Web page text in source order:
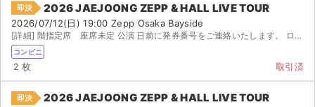
即決 2026 JAEJOONG ZEPP & HALL LIVE TOUR
2026/07/12(日) 19:00 Zepp Osaka Bayside
[詳細] 階指定席 座席未定 公演 日前に発券番号をご連絡いたします。 ローソン、ミニストップで発券し...
コンビニ
2 枚 取引済
即決 2026 JAEJOONG ZEPP & HALL LIVE TOUR